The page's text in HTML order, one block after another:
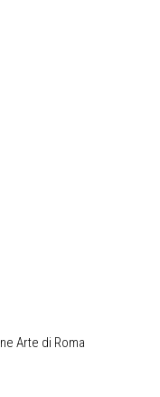
Arte di Roma